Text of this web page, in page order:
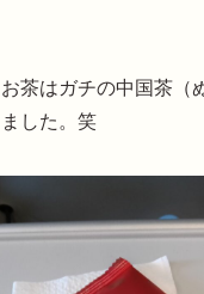
茶はガチの中国茶
した。笑